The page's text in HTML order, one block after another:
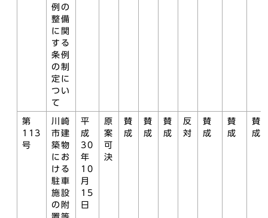
例の
整備
に関
する
条例
の制
定に
つい
て
第
113
号
川崎
市建
築物
にお
ける
駐車
施設
の附
平
成
30
年
10
月
15
日
原
案
可
決
賛
成
賛
成
賛
成
反
対
賛
成
賛
成
賛
成